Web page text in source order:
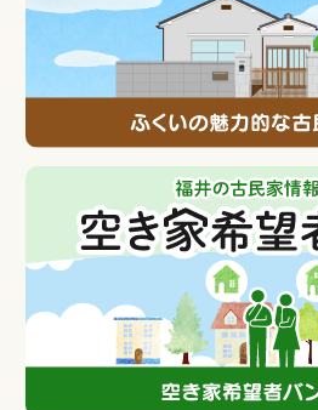
空き家希望者バンク
売りたい(貸したい)
相談窓口の紹介
ふくい空き家情報バンク登録の流れ
市町空き家バンク